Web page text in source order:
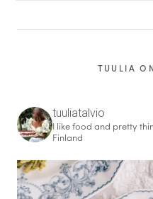
TUULIA
tuuliatalvio
I like food and pretty
Finland